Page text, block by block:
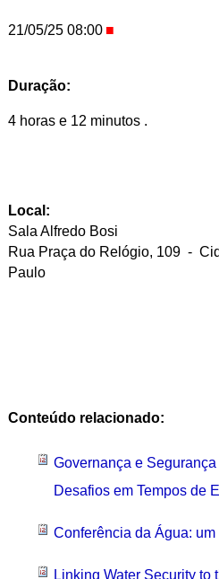
21/05/25 08:00
Duração:
4 horas e 12 minutos .
Local:
Sala Alfredo Bosi
Rua Praça do Relógio, 109 -
Paulo
Conteúdo relacionado:
Governança e
Desafios em Tempos de
Conferência da Água:
Linking Water Security to